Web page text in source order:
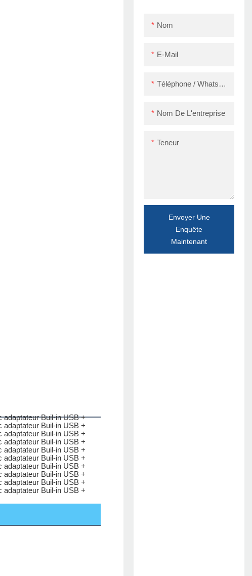
Nom
E-Mail
Téléphone / WhatsApp / Skype
Nom De L'entreprise
Teneur
Envoyer Une
Enquête
Maintenant